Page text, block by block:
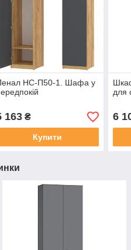
НС-П50-1. Шафа у
163₴
Купити
для
6